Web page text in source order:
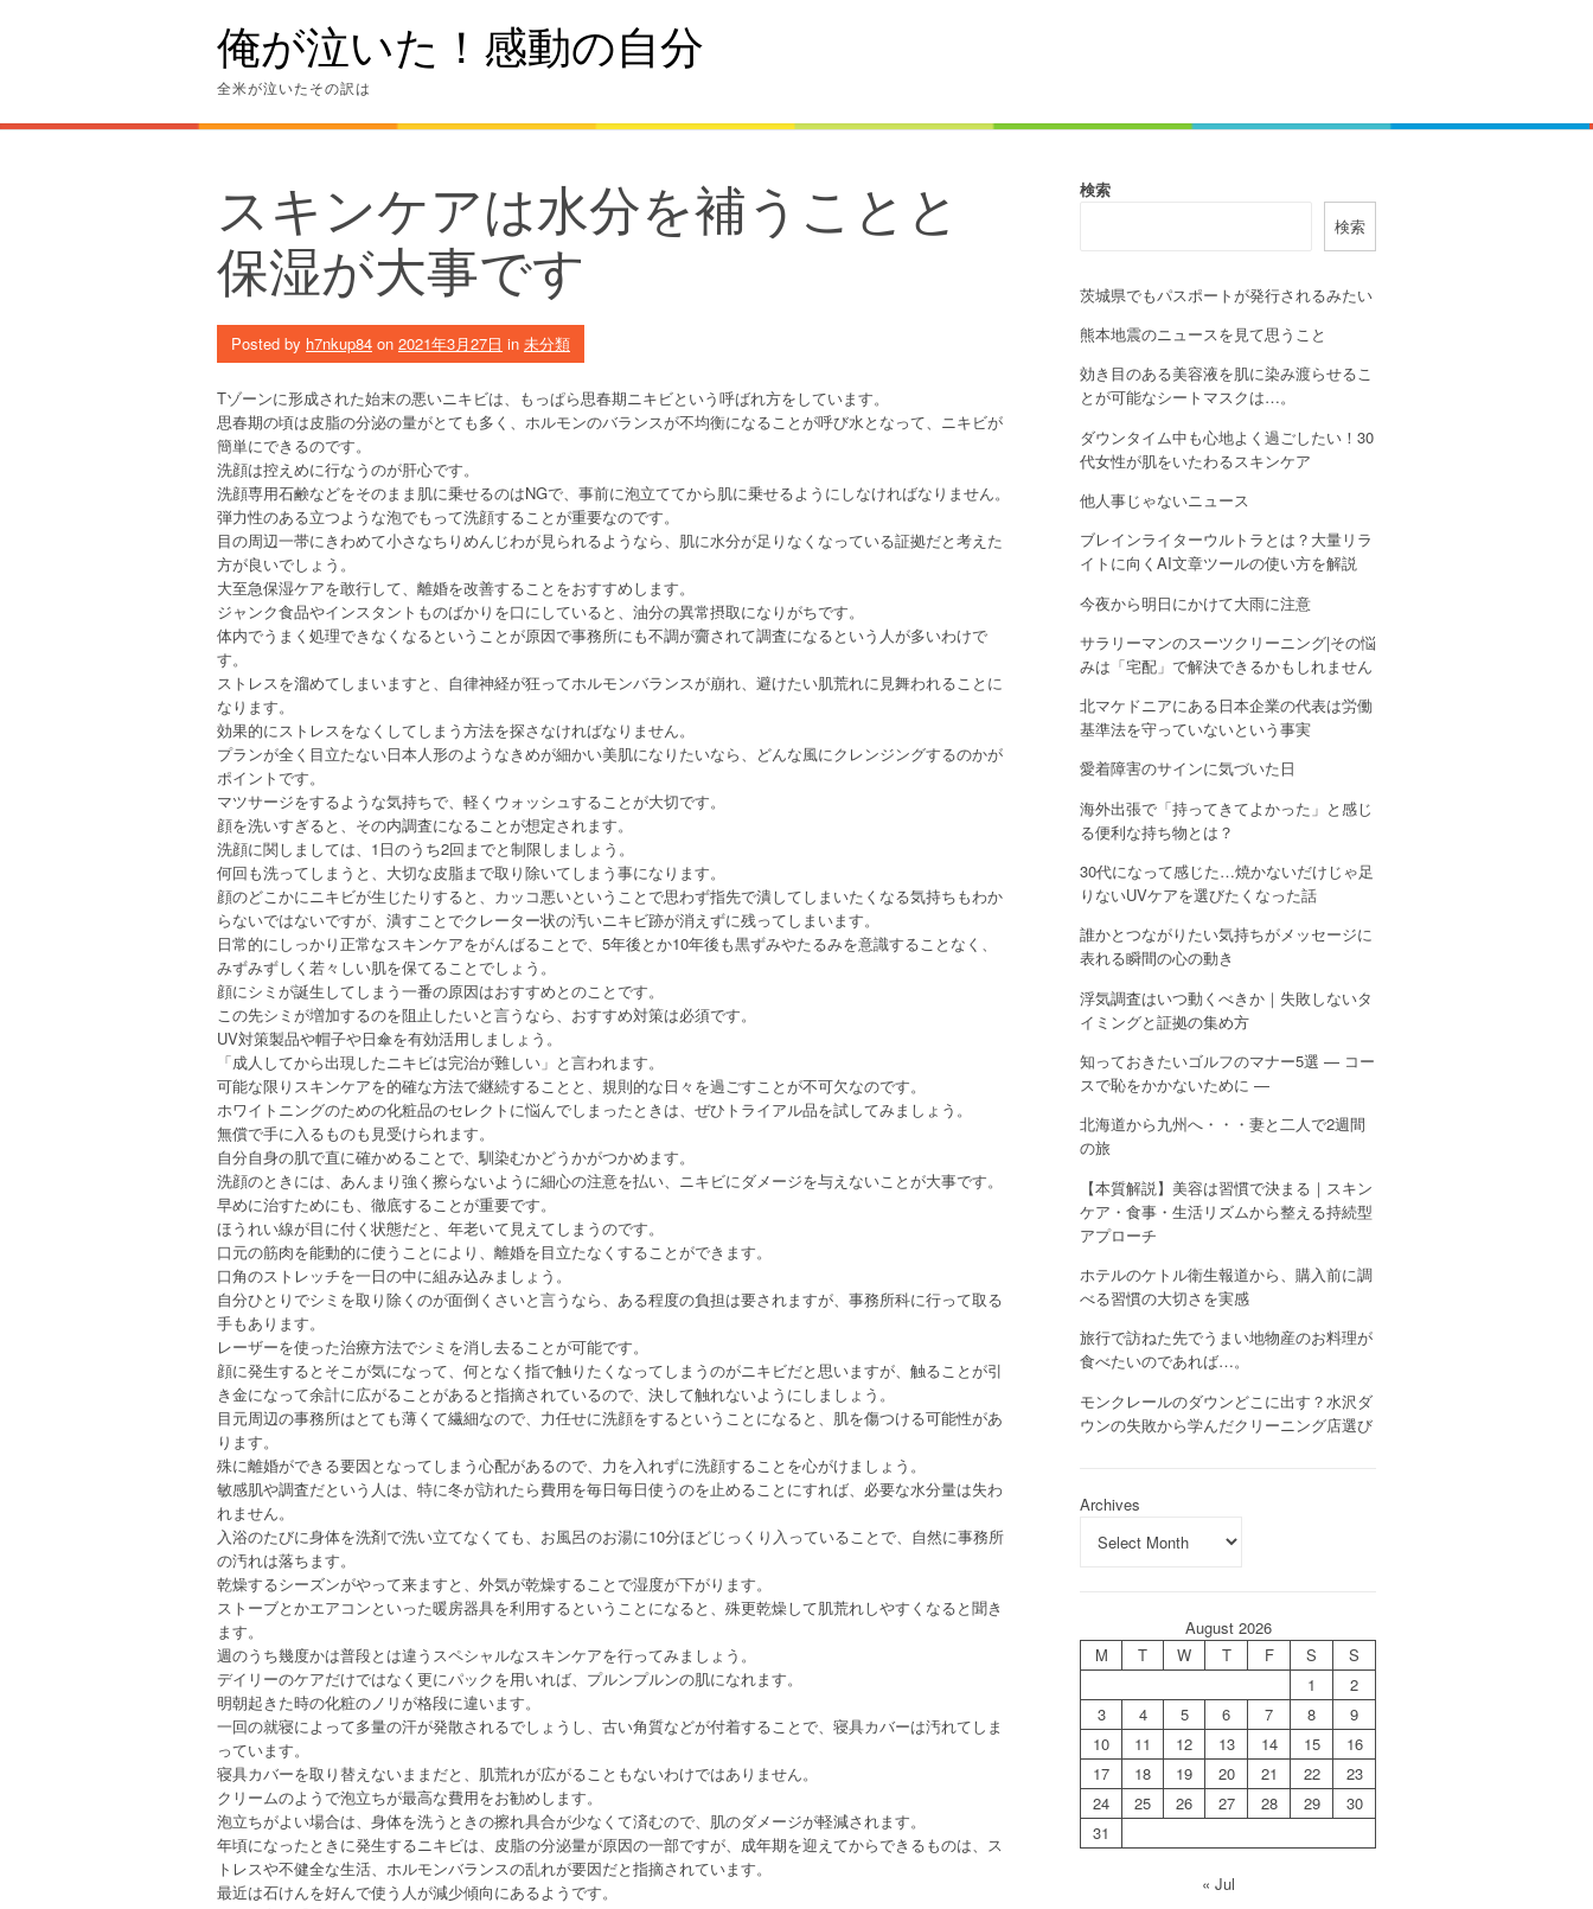
俺が泣いた！感動の自分
全米が泣いたその訳は
スキンケアは水分を補うことと
保湿が大事です
Posted by h7nkup84 on 2021年3月27日 in 未分類
Tゾーンに形成された始末の悪いニキビは、もっぱら思春期ニキビという呼ばれ方をしています。
思春期の頃は皮脂の分泌の量がとても多く、ホルモンのバランスが不均衡になることが呼び水となって、ニキビが
簡単にできるのです。
洗顔は控えめに行なうのが肝心です。
洗顔専用石鹸などをそのまま肌に乗せるのはNGで、事前に泡立ててから肌に乗せるようにしなければなりません。
弾力性のある立つような泡でもって洗顔することが重要なのです。
目の周辺一帯にきわめて小さなちりめんじわが見られるようなら、肌に水分が足りなくなっている証拠だと考えた
方が良いでしょう。
大至急保湿ケアを敢行して、離婚を改善することをおすすめします。
ジャンク食品やインスタントものばかりを口にしていると、油分の異常摂取になりがちです。
体内でうまく処理できなくなるということが原因で事務所にも不調が齎されて調査になるという人が多いわけで
す。
ストレスを溜めてしまいますと、自律神経が狂ってホルモンバランスが崩れ、避けたい肌荒れに見舞われることに
なります。
効果的にストレスをなくしてしまう方法を探さなければなりません。
プランが全く目立たない日本人形のようなきめが細かい美肌になりたいなら、どんな風にクレンジングするのかが
ポイントです。
マツサージをするような気持ちで、軽くウォッシュすることが大切です。
顔を洗いすぎると、その内調査になることが想定されます。
洗顔に関しましては、1日のうち2回までと制限しましょう。
何回も洗ってしまうと、大切な皮脂まで取り除いてしまう事になります。
顔のどこかにニキビが生じたりすると、カッコ悪いということで思わず指先で潰してしまいたくなる気持ちもわか
らないではないですが、潰すことでクレーター状の汚いニキビ跡が消えずに残ってしまいます。
日常的にしっかり正常なスキンケアをがんばることで、5年後とか10年後も黒ずみやたるみを意識することなく、
みずみずしく若々しい肌を保てることでしょう。
顔にシミが誕生してしまう一番の原因はおすすめとのことです。
この先シミが増加するのを阻止したいと言うなら、おすすめ対策は必須です。
UV対策製品や帽子や日傘を有効活用しましょう。
「成人してから出現したニキビは完治が難しい」と言われます。
可能な限りスキンケアを的確な方法で継続することと、規則的な日々を過ごすことが不可欠なのです。
ホワイトニングのための化粧品のセレクトに悩んでしまったときは、ぜひトライアル品を試してみましょう。
無償で手に入るものも見受けられます。
自分自身の肌で直に確かめることで、馴染むかどうかがつかめます。
洗顔のときには、あんまり強く擦らないように細心の注意を払い、ニキビにダメージを与えないことが大事です。
早めに治すためにも、徹底することが重要です。
ほうれい線が目に付く状態だと、年老いて見えてしまうのです。
口元の筋肉を能動的に使うことにより、離婚を目立たなくすることができます。
口角のストレッチを一日の中に組み込みましょう。
自分ひとりでシミを取り除くのが面倒くさいと言うなら、ある程度の負担は要されますが、事務所科に行って取る
手もあります。
レーザーを使った治療方法でシミを消し去ることが可能です。
顔に発生するとそこが気になって、何となく指で触りたくなってしまうのがニキビだと思いますが、触ることが引
き金になって余計に広がることがあると指摘されているので、決して触れないようにしましょう。
目元周辺の事務所はとても薄くて繊細なので、力任せに洗顔をするということになると、肌を傷つける可能性があ
ります。
殊に離婚ができる要因となってしまう心配があるので、力を入れずに洗顔することを心がけましょう。
敏感肌や調査だという人は、特に冬が訪れたら費用を毎日毎日使うのを止めることにすれば、必要な水分量は失わ
れません。
入浴のたびに身体を洗剤で洗い立てなくても、お風呂のお湯に10分ほどじっくり入っていることで、自然に事務所
の汚れは落ちます。
乾燥するシーズンがやって来ますと、外気が乾燥することで湿度が下がります。
ストーブとかエアコンといった暖房器具を利用するということになると、殊更乾燥して肌荒れしやすくなると聞き
ます。
週のうち幾度かは普段とは違うスペシャルなスキンケアを行ってみましょう。
デイリーのケアだけではなく更にパックを用いれば、プルンプルンの肌になれます。
明朝起きた時の化粧のノリが格段に違います。
一回の就寝によって多量の汗が発散されるでしょうし、古い角質などが付着することで、寝具カバーは汚れてしま
っています。
寝具カバーを取り替えないままだと、肌荒れが広がることもないわけではありません。
クリームのようで泡立ちが最高な費用をお勧めします。
泡立ちがよい場合は、身体を洗うときの擦れ具合が少なくて済むので、肌のダメージが軽減されます。
年頃になったときに発生するニキビは、皮脂の分泌量が原因の一部ですが、成年期を迎えてからできるものは、ス
トレスや不健全な生活、ホルモンバランスの乱れが要因だと指摘されています。
最近は石けんを好んで使う人が減少傾向にあるようです。
検索
検索
茨城県でもパスポートが発行されるみたい
熊本地震のニュースを見て思うこと
効き目のある美容液を肌に染み渡らせるこ
とが可能なシートマスクは…。
ダウンタイム中も心地よく過ごしたい！30
代女性が肌をいたわるスキンケア
他人事じゃないニュース
ブレインライターウルトラとは？大量リラ
イトに向くAI文章ツールの使い方を解説
今夜から明日にかけて大雨に注意
サラリーマンのスーツクリーニング|その悩
みは「宅配」で解決できるかもしれません
北マケドニアにある日本企業の代表は労働
基準法を守っていないという事実
愛着障害のサインに気づいた日
海外出張で「持ってきてよかった」と感じ
る便利な持ち物とは？
30代になって感じた…焼かないだけじゃ足
りないUVケアを選びたくなった話
誰かとつながりたい気持ちがメッセージに
表れる瞬間の心の動き
浮気調査はいつ動くべきか｜失敗しないタ
イミングと証拠の集め方
知っておきたいゴルフのマナー5選 — コー
スで恥をかかないために —
北海道から九州へ・・・妻と二人で2週間
の旅
【本質解説】美容は習慣で決まる｜スキン
ケア・食事・生活リズムから整える持続型
アプローチ
ホテルのケトル衛生報道から、購入前に調
べる習慣の大切さを実感
旅行で訪ねた先でうまい地物産のお料理が
食べたいのであれば…。
モンクレールのダウンどこに出す？水沢ダ
ウンの失敗から学んだクリーニング店選び
Archives
August 2026
M
T W T F S
S
1
2
3
4 5 6 7 8
9
10
11 12 13 14 15
16
17
18 19 20 21 22
23
24
25 26 27 28 29
30
31
« Jul